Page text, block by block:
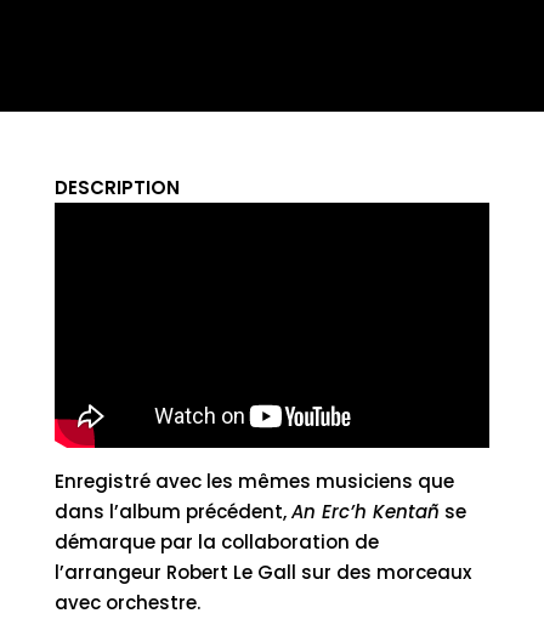
-
kentañ
DESCRIPTION
Enregistré avec les mêmes musiciens que
dans l’album précédent,An Erc’h Kentañ se
démarque par la collaboration de
l’arrangeur Robert Le Gall sur des morceaux
avec orchestre.